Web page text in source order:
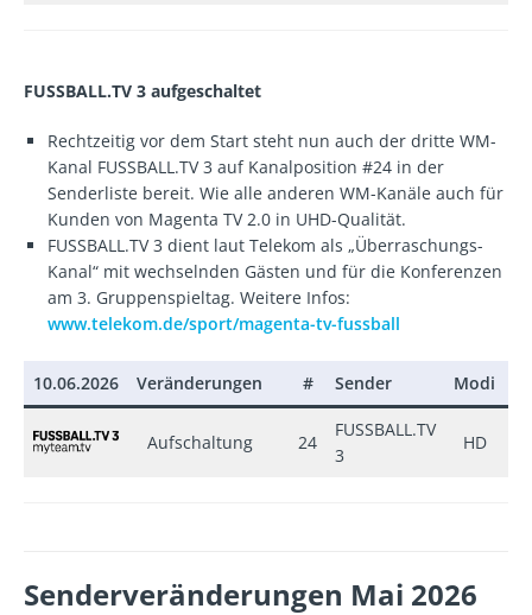
FUSSBALL.TV 3 aufgeschaltet
Rechtzeitig vor dem Start steht nun auch der dritte WM-
Kanal FUSSBALL.TV 3 auf Kanalposition #24 in der
Senderliste bereit. Wie alle anderen WM-Kanäle auch für
Kunden von Magenta TV 2.0 in UHD-Qualität.
FUSSBALL.TV 3 dient laut Telekom als „Überraschungs-
Kanal“ mit wechselnden Gästen und für die Konferenzen
am 3. Gruppenspieltag. Weitere Infos:
www.telekom.de/sport/magenta-tv-fussball
10.06.2026 Veränderungen # Sender Modi
Aufschaltung 24
FUSSBALL.TV
3
HD
Senderveränderungen Mai 2026